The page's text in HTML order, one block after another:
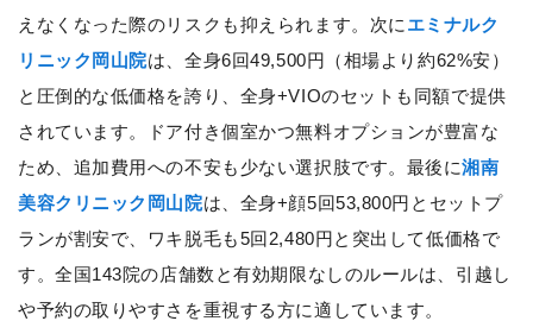
えなくなった際のリスクも抑えられます。次に エミナルク
リニック岡山院は、全身6回49,500円（相場より約62%安）
と圧倒的な低価格を誇り、全身+VIOのセットも同額で提供
されています。ドア付き個室かつ無料オプションが豊富な
ため、追加費用への不安も少ない選択肢です。最後に湘南
美容クリニック岡山院は、全身+顔5回53,800円とセットプ
ランが割安で、ワキ脱毛も5回2,480円と突出して低価格で
す。全国143院の店舗数と有効期限なしのルールは、引越し
や予約の取りやすさを重視する方に適しています。